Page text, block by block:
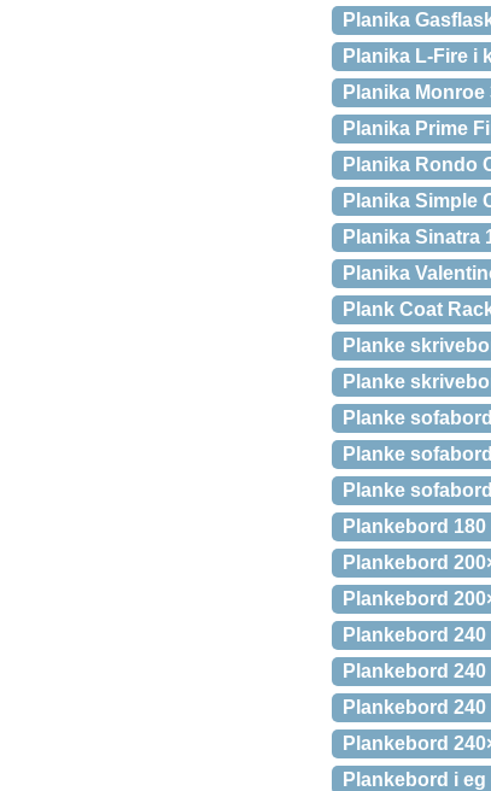
Planika
Planika L-Fire i
Planika Monroe
Planika Prime
Planika Rondo
Planika Simple
Planika Sinatra
Planika
Plank Coat
Planke
Planke
Planke
Planke
Planke
Plankebord
Plankebord
Plankebord
Plankebord
Plankebord
Plankebord
Plankebord
Plankebord i eg